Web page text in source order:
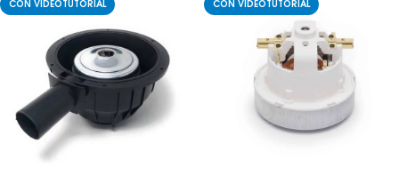
CON VIDEOTUTORIAL CON VIDEOTUTORIAL